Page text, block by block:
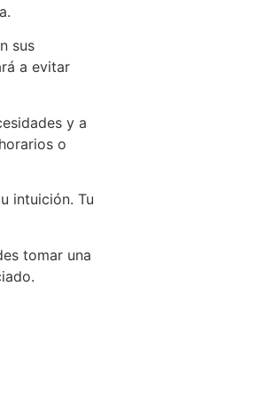
sus
a evitar
y a
o
intuición. Tu
tomar una